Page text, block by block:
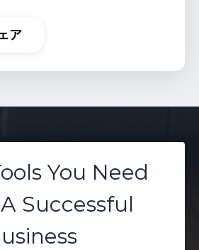
ア
You Need
Successful